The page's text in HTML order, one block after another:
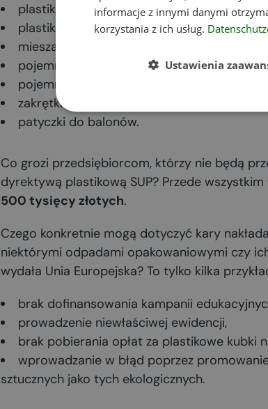
plastikowe talerzyki,
plastikowe kubki na napoje,
mieszadełka do napojów wykonane z
pojemniki na żywność z polistyrenu
pojemniki na napoje wykonane z
zakrętki i wieczka wykonane z polistyrenu
patyczki do balonów.
Co grozi przedsiębiorcom, którzy nie będą
dyrektywą plastikową SUP? Przede wszystkim
500 tysięcy złotych.
Czego konkretnie mogą dotyczyć kary
niektórymi odpadami opakowaniowymi czy
wydała Unia Europejska? To tylko kilka
brak dofinansowania kampanii
prowadzenie niewłaściwej ewidencji,
brak pobierania opłat za plastikowe kubki
wprowadzanie w błąd poprzez
sztucznych jako tych ekologicznych.
informacje z innymi danymi
korzystania z ich usług.
Ustawienia